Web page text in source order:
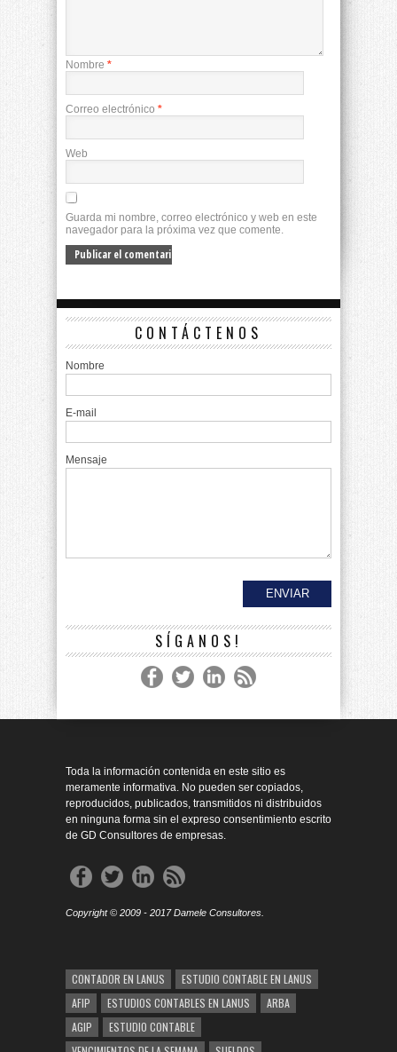
Nombre *
Correo electrónico *
Web
Guarda mi nombre, correo electrónico y web en este
navegador para la próxima vez que comente.
CONTÁCTENOS
Nombre
E-mail
Mensaje
SÍGANOS!
Toda la información contenida en este sitio es
meramente informativa. No pueden ser copiados,
reproducidos, publicados, transmitidos ni distribuidos
en ninguna forma sin el expreso consentimiento escrito
de GD Consultores de empresas.
Copyright © 2009 - 2017 Damele Consultores.
CONTADOR EN LANUS
ESTUDIO CONTABLE EN LANUS
AFIP
ESTUDIOS CONTABLES EN LANUS
ARBA
AGIP
ESTUDIO CONTABLE